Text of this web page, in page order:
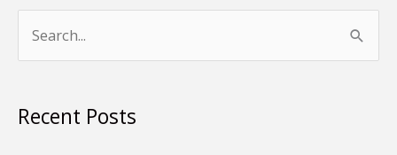
e
rRecent Posts